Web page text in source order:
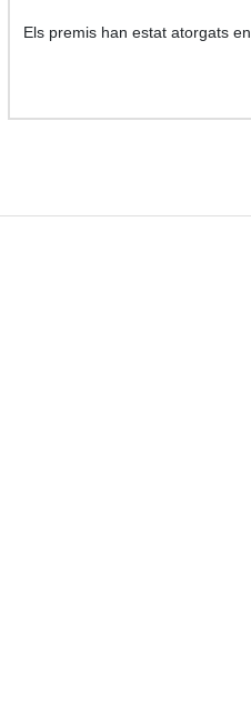
Els premis han estat atorgats
impacte, rigor científic,